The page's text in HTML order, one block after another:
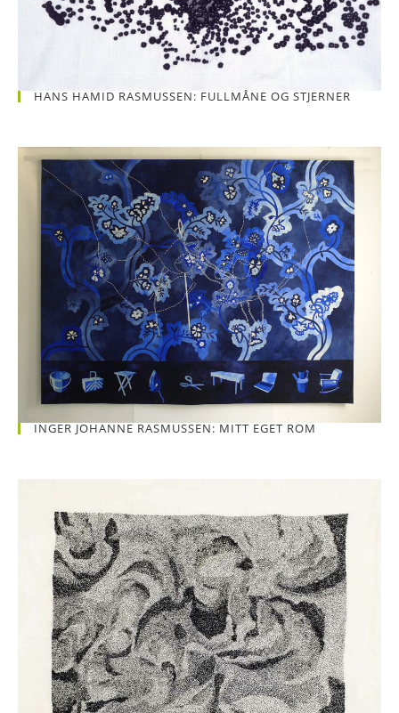
HANS HAMID RASMUSSEN: FULLMÅNE OG STJERNER
INGER JOHANNE RASMUSSEN: MITT EGET ROM